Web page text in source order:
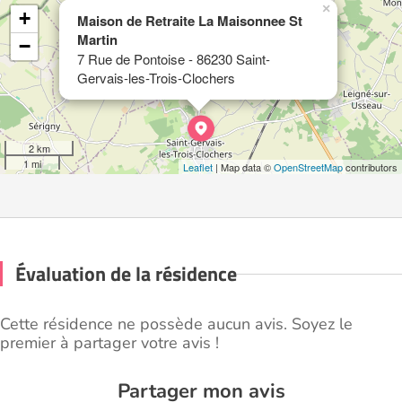
Maison de Retraite La Maisonnee St
Martin
7 Rue de Pontoise - 86230 Saint-
Gervais-les-Trois-Clochers
×
+
−
2 km
1 mi
Leaflet | Map data ©OpenStreetMapcontributors
Évaluation de la résidence
Cette résidence ne possède aucun avis. Soyez le
premier à partager votre avis !
Partager mon avis